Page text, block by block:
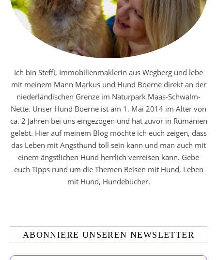
Ich bin Steffi, Immobilienmaklerin aus Wegberg und lebe
mit meinem Mann Markus und Hund Boerne direkt an der
niederländischen Grenze im Naturpark Maas-Schwalm-
Nette. Unser Hund Boerne ist am 1. Mai 2014 im Alter von
ca. 2 Jahren bei uns eingezogen und hat zuvor in Rumänien
gelebt. Hier auf meinem Blog möchte ich euch zeigen, dass
das Leben mit Angsthund toll sein kann und man auch mit
einem ängstlichen Hund herrlich verreisen kann. Gebe
euch Tipps rund um die Themen Reisen mit Hund, Leben
mit Hund, Hundebücher.
ABONNIERE UNSEREN NEWSLETTER